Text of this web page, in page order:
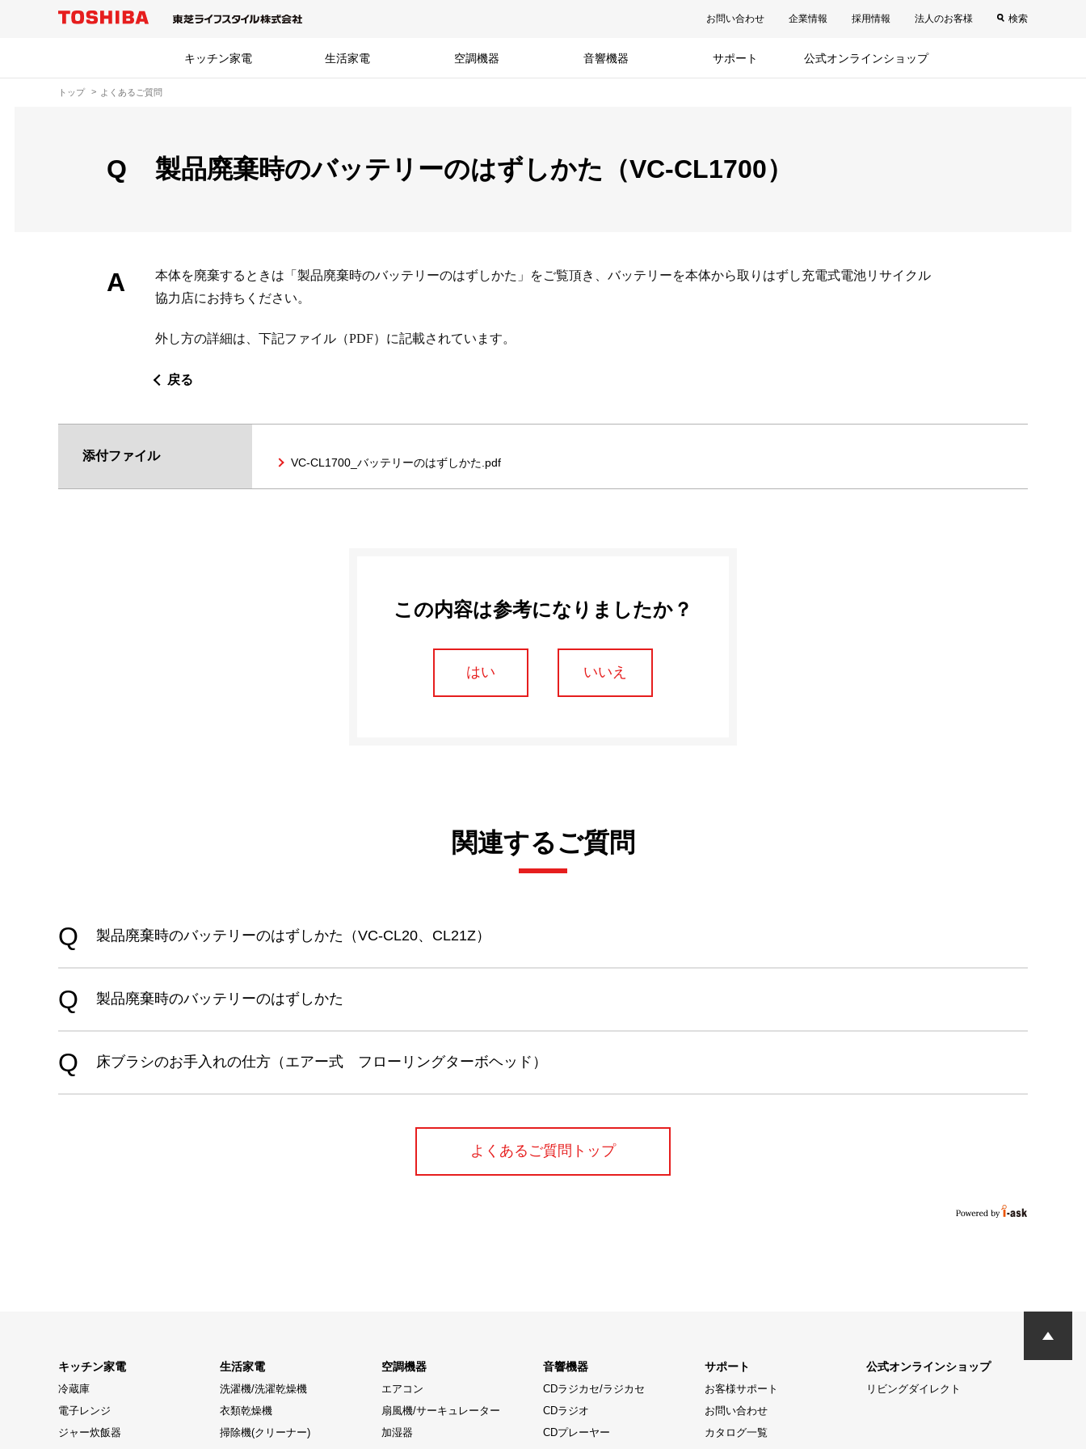
お問い合わせ 企業情報 採用情報 法人のお客様 検索
キッチン家電 生活家電 空調機器 音響機器 サポート 公式オンラインショップ
トップ よくあるご質問
Q 製品廃棄時のバッテリーのはずしかた（VC-CL1700）
A
本体を廃棄するときは「製品廃棄時のバッテリーのはずしかた」をご覧頂き、バッテリーを本体から取りはずし充電式電池リサイクル
協力店にお持ちください。
外し方の詳細は、下記ファイル（PDF）に記載されています。
戻る
添付ファイル VC-CL1700_バッテリーのはずしかた.pdf
この内容は参考になりましたか？
はい いいえ
関連するご質問
製品廃棄時のバッテリーのはずしかた（VC-CL20、CL21Z）
製品廃棄時のバッテリーのはずしかた
床ブラシのお手入れの仕方（エアー式 フローリングターボヘッド）
よくあるご質問トップ
キッチン家電
冷蔵庫
電子レンジ
ジャー炊飯器
生活家電
洗濯機/洗濯乾燥機
衣類乾燥機
掃除機(クリーナー)
空調機器
エアコン
扇風機/サーキュレーター
加湿器
音響機器
CDラジカセ/ラジカセ
CDラジオ
CDプレーヤー
サポート
お客様サポート
お問い合わせ
カタログ一覧
公式オンラインショップ
リビングダイレクト